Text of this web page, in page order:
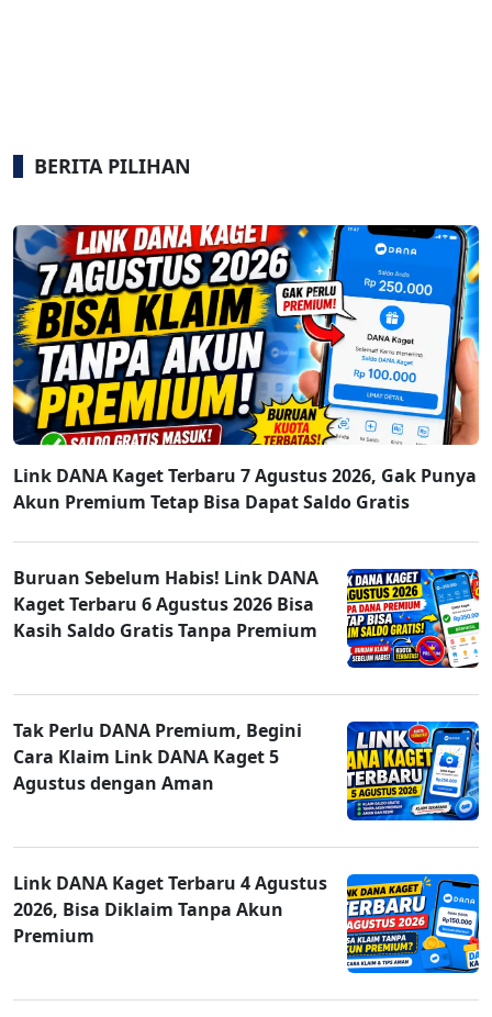
BERITA PILIHAN
Link DANA Kaget Terbaru 7 Agustus 2026, Gak Punya
Akun Premium Tetap Bisa Dapat Saldo Gratis
Buruan Sebelum Habis! Link DANA
Kaget Terbaru 6 Agustus 2026 Bisa
Kasih Saldo Gratis Tanpa Premium
Tak Perlu DANA Premium, Begini
Cara Klaim Link DANA Kaget 5
Agustus dengan Aman
Link DANA Kaget Terbaru 4 Agustus
2026, Bisa Diklaim Tanpa Akun
Premium